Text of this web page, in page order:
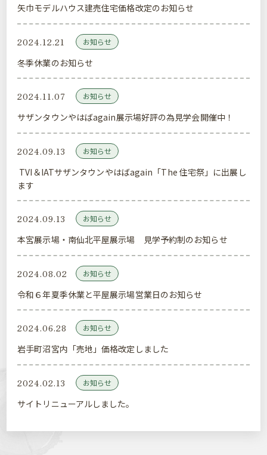
矢巾モデルハウス建売住宅価格改定のお知らせ
2024.12.21 お知らせ
冬季休業のお知らせ
2024.11.07 お知らせ
サザンタウンやはばagain展示場好評の為見学会開催中！
2024.09.13 お知らせ
TVI＆IATサザンタウンやはばagain「The 住宅祭」に出展し
ます
2024.09.13 お知らせ
本宮展示場・南仙北平屋展示場 見学予約制のお知らせ
2024.08.02 お知らせ
令和６年夏季休業と平屋展示場営業日のお知らせ
2024.06.28 お知らせ
岩手町沼宮内「売地」価格改定しました
2024.02.13 お知らせ
サイトリニューアルしました。